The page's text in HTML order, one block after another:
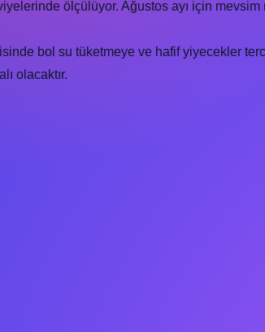
ölçülüyor. Ağustos ayı için
bol su tüketmeye ve hafif yiyecekler
olacaktır.